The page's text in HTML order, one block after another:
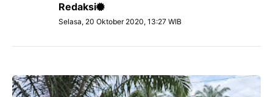
Redaksi
Selasa, 20 Oktober 2020, 13:27 WIB